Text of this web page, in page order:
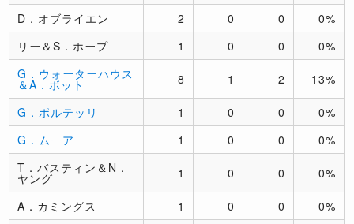
D．オブライエン
2 0 0
0%
リー＆S．ホープ
1 0 0
0%
G．ウォーターハウス
＆A．ボット 8 1 2 13%
G．ポルテッリ 1 0 0
0%
G．ムーア
1 0 0
0%
T．バスティン＆N．
ヤング 1 0 0 0%
A．カミングス 1 0 0
0%